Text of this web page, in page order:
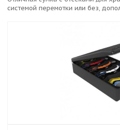
системой перемотки или без,